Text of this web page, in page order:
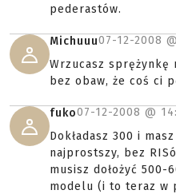
pederastów.
Michuuu07-12-2008 @
Wrzucasz sprężynkę
bez obaw, że coś ci
fuko07-12-2008 @
Dokładasz 300 i
najprostszy, bez
musisz dołożyć 500-
modelu (i to teraz w